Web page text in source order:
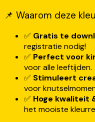
📌 Waarom deze
✅ Gratis te
registratie nodig!
✅ Perfect voor
voor alle leeftijden.
✅ Stimuleert
voor
✅ Hoge kwaliteit
het mooiste